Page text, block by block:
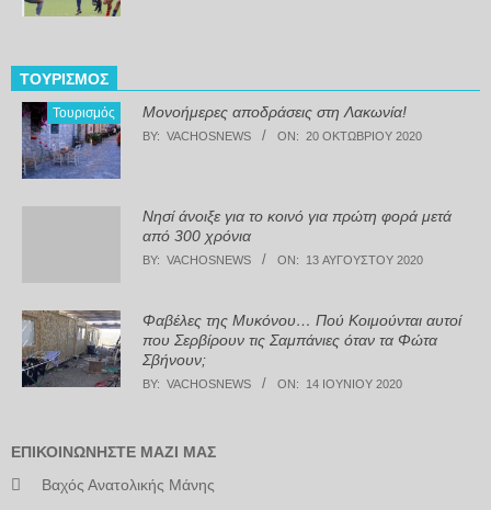
ΤΟΥΡΙΣΜΌΣ
Τουρισμός Μονοήμερες αποδράσεις στη Λακωνία!
BY: VACHOSNEWS ON: 20 ΟΚΤΩΒΡΊΟΥ 2020
Νησί άνοιξε για το κοινό για πρώτη φορά μετά
από 300 χρόνια
BY: VACHOSNEWS ON: 13 ΑΥΓΟΎΣΤΟΥ 2020
Φαβέλες της Μυκόνου… Πού Κοιμούνται αυτοί
που Σερβίρουν τις Σαμπάνιες όταν τα Φώτα
Σβήνουν;
BY: VACHOSNEWS ON: 14 ΙΟΥΝΊΟΥ 2020
ΕΠΙΚΟΙΝΩΝΉΣΤΕ ΜΑΖΊ ΜΑΣ
Βαχός Ανατολικής Μάνης